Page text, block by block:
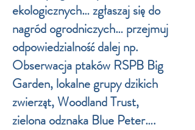
ekologicznych… zgłaszaj się do
nagród ogrodniczych… przejmuj
odpowiedzialność dalej np.
Obserwacja ptaków RSPB Big
Garden, lokalne grupy dzikich
zwierząt, Woodland Trust,
zielona odznaka Blue Peter….